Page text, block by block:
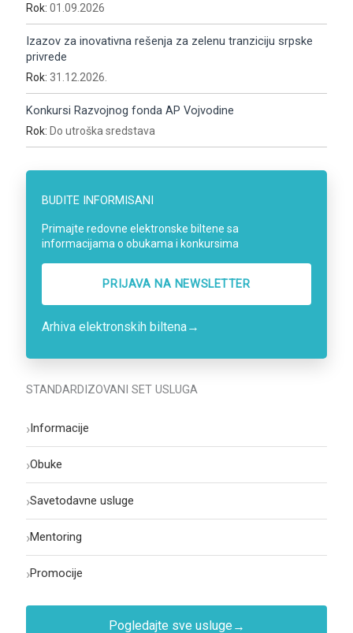
Rok: 01.09.2026
Izazov za inovativna rešenja za zelenu tranziciju srpske
privrede
Rok: 31.12.2026.
Konkursi Razvojnog fonda AP Vojvodine
Rok: Do utroška sredstava
BUDITE INFORMISANI
Primajte redovne elektronske biltene sa
informacijama o obukama i konkursima
PRIJAVA NA NEWSLETTER
Arhiva elektronskih biltena→
STANDARDIZOVANI SET USLUGA
›Informacije
›Obuke
›Savetodavne usluge
›Mentoring
›Promocije
Pogledajte sve usluge →